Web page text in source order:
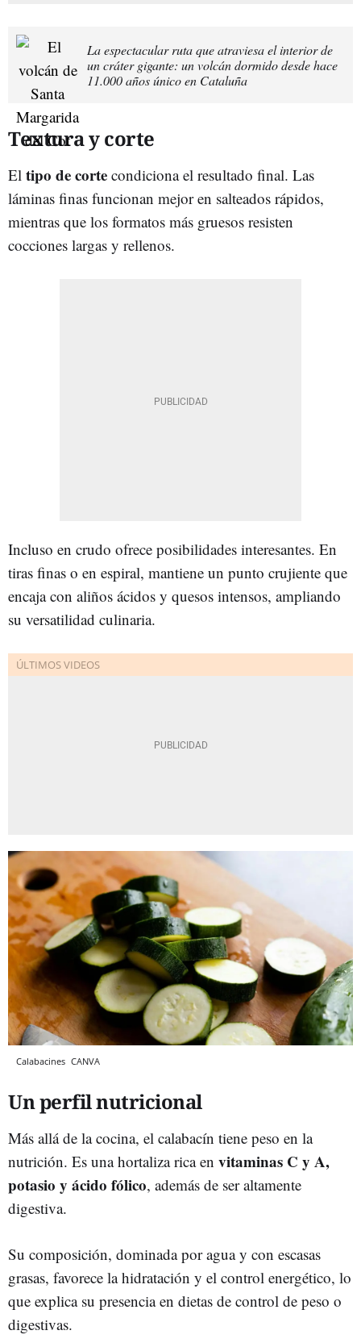
La espectacular ruta que atraviesa el interior de
un cráter gigante: un volcán dormido desde hace
11.000 años único en Cataluña
Textura y corte
El tipo de corte condiciona el resultado final. Las
láminas finas funcionan mejor en salteados rápidos,
mientras que los formatos más gruesos resisten
cocciones largas y rellenos.
Incluso en crudo ofrece posibilidades interesantes. En
tiras finas o en espiral, mantiene un punto crujiente que
encaja con aliños ácidos y quesos intensos, ampliando
su versatilidad culinaria.
Calabacines CANVA
Un perfil nutricional
Más allá de la cocina, el calabacín tiene peso en la
nutrición. Es una hortaliza rica en vitaminas C y A,
potasio y ácido fólico, además de ser altamente
digestiva.
Su composición, dominada por agua y con escasas
grasas, favorece la hidratación y el control energético, lo
que explica su presencia en dietas de control de peso o
digestivas.